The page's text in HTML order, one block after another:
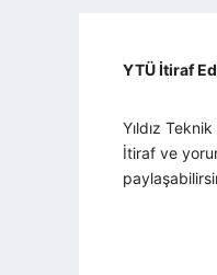
YTÜ İtiraf
Yıldız
İtiraf ve